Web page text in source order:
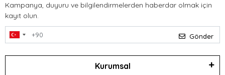
Kampanya, duyuru ve bilgilendirmelerden haberdar olmak için
kayıt olun.
Gönder
Kurumsal